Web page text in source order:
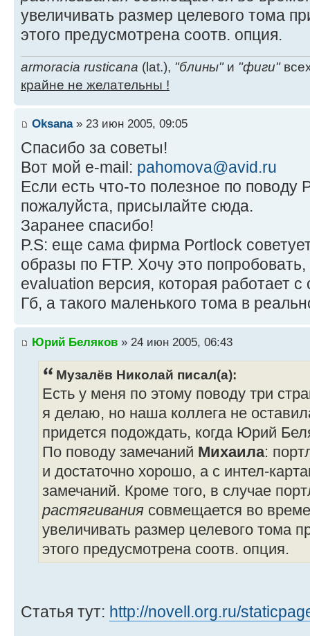
увеличивать размер целевого тома
этого предусмотрена соотв. опция.
armoracia rusticana (lat.), "блины"и "фиги"
крайне не желательны !
Oksana» 23 июн 2005, 09:05
Спасибо за советы!
Вот мой e-mail: pahomova@avid.ru
Если есть что-то полезное по поводу
пожалуйста, присылайте сюда.
Заранее спасибо!
P.S: еще сама фирма Portlock
образы по FTP. Хочу это
evaluation версия, которая работает
Гб, а такого маленького тома в
Юрий Беляков » 24 июн 2005, 06:43
Музалёв Николай писал(а):
Есть у меня по этому поводу три
я делаю, но наша коллега не
придется подождать, когда Юрий
По поводу замечаний Михаила:
и достаточно хорошо, а с интел-
замечаний. Кроме того, в случае
растягивания совмещается во
увеличивать размер целевого тома
этого предусмотрена соотв. опция.
Статья тут: http://novell.org.ru/